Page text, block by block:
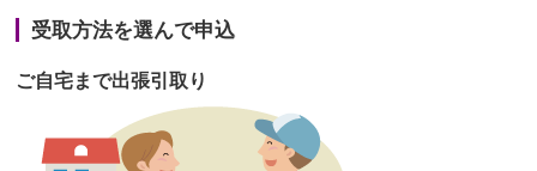
第39回人形供養祭令和2年10月22日(木)
第38回人形供養祭 令和2年8月26日(水)
受取方法を選んで申込
ご自宅まで出張引取り